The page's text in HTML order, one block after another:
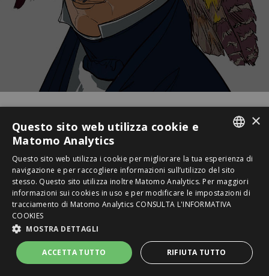
PIRANDELLO
ogni realtà è un inganno
ENGLISH
SPANISH
×
Questo sito web utilizza cookie e
Matomo Analytics
Questo sito web utilizza i cookie per migliorare la tua esperienza di
navigazione e per raccogliere informazioni sull’utilizzo del sito
stesso. Questo sito utilizza inoltre Matomo Analytics. Per maggiori
informazioni sui cookies in uso e per modificare le impostazioni di
tracciamento di Matomo Analytics CONSULTA L'INFORMATIVA
COOKIES
MOSTRA DETTAGLI
ACCETTA TUTTO RIFIUTA TUTTO